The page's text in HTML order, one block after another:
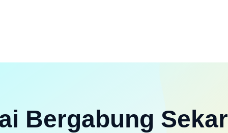
Bergabung